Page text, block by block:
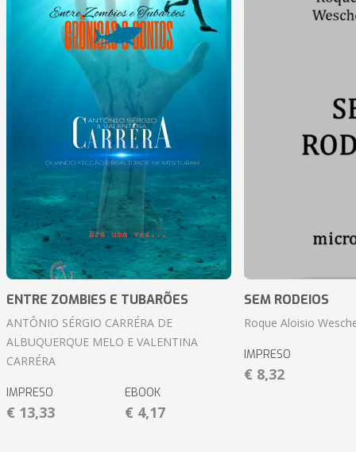
ENTRE ZOMBIES E TUBARÕES
ANTÔNIO SÉRGIO CARRÉRA DE
ALBUQUERQUE MELO E VALENTINA
CARRÉRA
IMPRESO
€ 13,33
EBOOK
€ 4,17
SEM RODEIOS
Roque Aloisio
IMPRESO
€ 8,32